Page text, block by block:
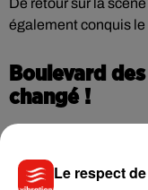
De retour sur la scène
également conquis le
Boulevard
changé !
"Emmène-moi"ou
Le respect